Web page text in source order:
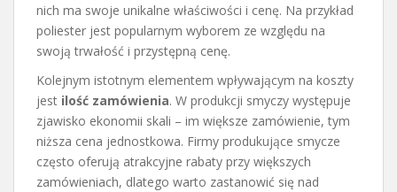
nich ma swoje unikalne właściwości i cenę. Na przykład
poliester jest popularnym wyborem ze względu na
swoją trwałość i przystępną cenę.
Kolejnym istotnym elementem wpływającym na koszty
jest ilość zamówienia. W produkcji smyczy występuje
zjawisko ekonomii skali – im większe zamówienie, tym
niższa cena jednostkowa. Firmy produkujące smycze
często oferują atrakcyjne rabaty przy większych
zamówieniach, dlatego warto zastanowić się nad